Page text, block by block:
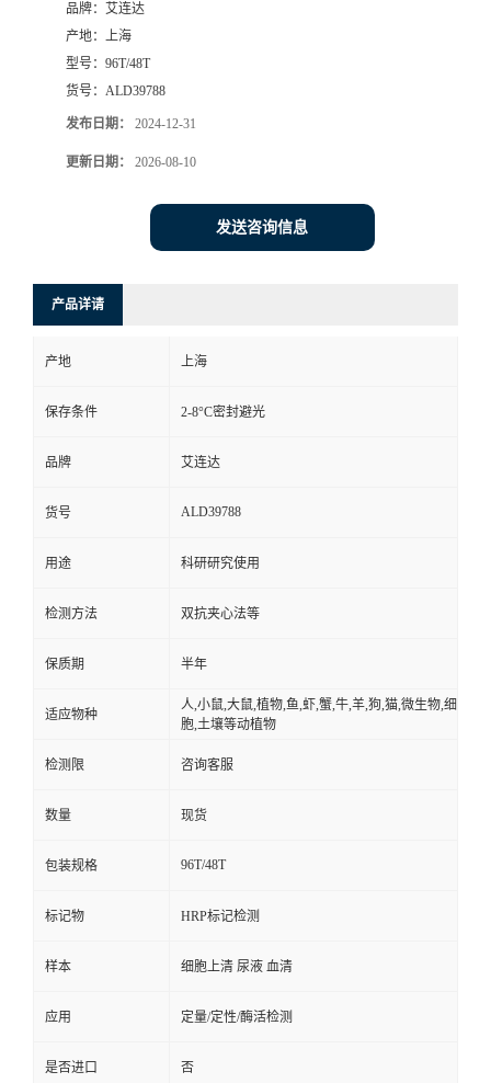
品牌： 艾连达
产地： 上海
型号： 96T/48T
货号： ALD39788
发布日期： 2024-12-31
更新日期： 2026-08-10
发送咨询信息
产品详请
产地 上海
保存条件 2-8°C密封避光
品牌 艾连达
货号 ALD39788
用途 科研研究使用
检测方法 双抗夹心法等
保质期 半年
适应物种
人,小鼠,大鼠,植物,鱼,虾,蟹,牛,羊,狗,猫,微生物,细
胞,土壤等动植物
检测限 咨询客服
数量 现货
包装规格 96T/48T
标记物 HRP标记检测
样本 细胞上清 尿液 血清
应用 定量/定性/酶活检测
是否进口 否